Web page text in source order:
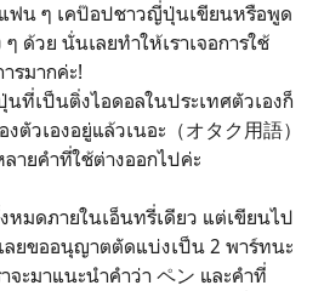
ฟน ๆ เคป๊อปชาวญี่ปุ่นเขียนหรือพูด
ด้วย นั่นเลยทำให้เราเจอการใช้
รมากค่ะ!
ที่เป็นติ่งไอดอลในประเทศตัวเองก็
ตัวเองอยู่แล้วเนอะ（オタク用語）
ายคำที่ใช้ต่างออกไปค่ะ
หมดภายในเอ็นทรี่เดียว แต่เขียนไป
ลยขออนุญาตตัดแบ่งเป็น 2 พาร์ทนะ
จะมาแนะนำคำว่า ペン และคำที่